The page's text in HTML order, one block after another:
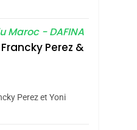
La
Chanson De
Maroc - DAFINA
Francky Perez &
Perez et Yoni